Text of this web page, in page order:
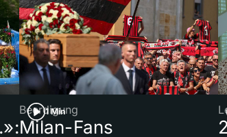
1 Min
Beerdigung
Milan-Fans